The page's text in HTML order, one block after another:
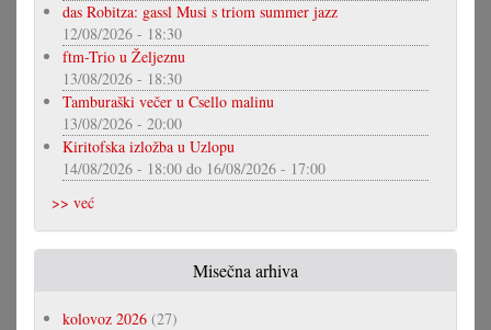
das Robitza: gassl Musi s triom summer jazz
12/08/2026 - 18:30
ftm-Trio u Željeznu
13/08/2026 - 18:30
Tamburaški večer u Csello malinu
13/08/2026 - 20:00
Kiritofska izložba u Uzlopu
14/08/2026 - 18:00 do 16/08/2026 - 17:00
>> već
Misečna arhiva
kolovoz 2026 (27)